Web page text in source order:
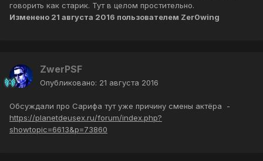
говорить как старик. Тут в целом простительно.
Изменено 21 августа 2016 пользователем Zer0wing
ZwerPSF
Опубликовано: 21 августа 2016
Обсуждали про Сарифа тут уже причину смены актёра -
https://planetdeusex.ru/forum/index.php?
showtopic=6613&p=73860